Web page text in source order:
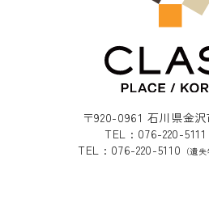
〒920-0961 石川県金
TEL : 076-220-5111
TEL : 076-220-5110 （遺